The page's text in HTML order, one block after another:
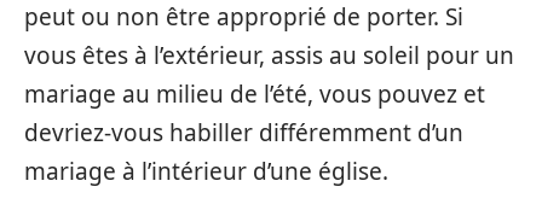
peut ou non être approprié de porter. Si
vous êtes à l’extérieur, assis au soleil pour un
mariage au milieu de l’été, vous pouvez et
devriez-vous habiller différemment d’un
mariage à l’intérieur d’une église.